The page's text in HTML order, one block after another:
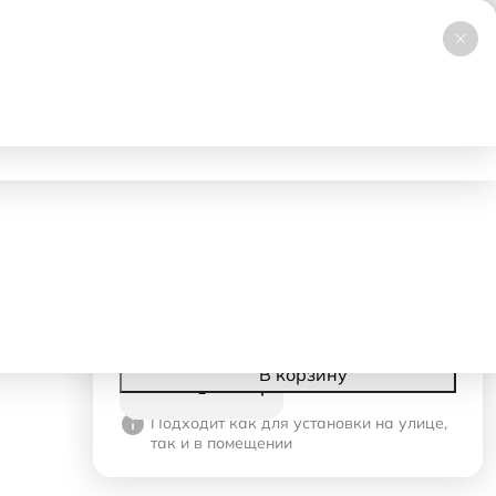
Заказать звонок
НОВИНКА
В корзинуКорзина
Подходит как для установки на улице,
так и в помещении